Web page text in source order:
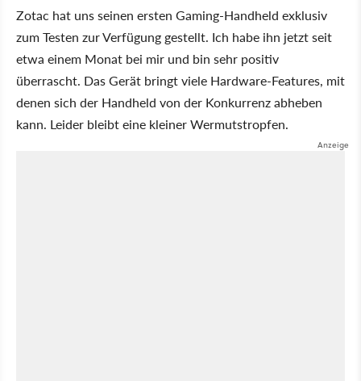
Zotac hat uns seinen ersten Gaming-Handheld exklusiv
zum Testen zur Verfügung gestellt. Ich habe ihn jetzt seit
etwa einem Monat bei mir und bin sehr positiv
überrascht. Das Gerät bringt viele Hardware-Features, mit
denen sich der Handheld von der Konkurrenz abheben
kann. Leider bleibt eine kleiner Wermutstropfen.